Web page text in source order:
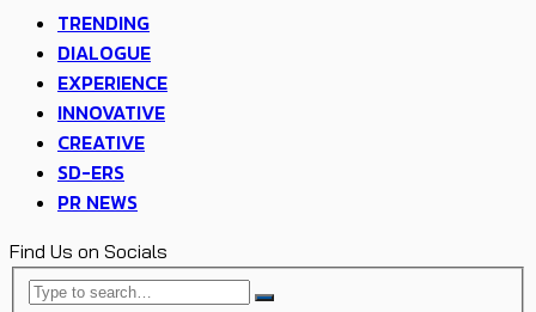
TRENDING
DIALOGUE
EXPERIENCE
INNOVATIVE
CREATIVE
SD-ERS
PR NEWS
Find Us on Socials